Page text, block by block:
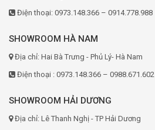
Điện thoại: 0973.148.366 – 0914.778.988
SHOWROOM HÀ NAM
Địa chỉ: Hai Bà Trưng - Phủ Lý- Hà Nam
Điện thoại : 0973.148.366 – 0988.671.602
SHOWROOM HẢI DƯƠNG
Địa chỉ: Lê Thanh Nghị - TP Hải Dương